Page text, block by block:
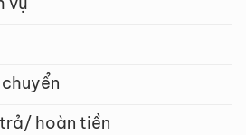
hoàn tiền